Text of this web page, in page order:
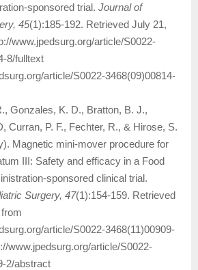
sponsored trial. Journal of
45(1):185-192. Retrieved July 21,
www.jpedsurg.org/article/S0022-
8/fulltext
article/S0022-3468(09)00814-
Gonzales, K. D., Bratton, B. J.,
Curran, P. F., Fechter, R., & Hirose, S.
Magnetic mini-mover procedure for
III: Safety and efficacy in a Food
sponsored clinical trial.
Surgery, 47(1):154-159. Retrieved
article/S0022-3468(11)00909-
www.jpedsurg.org/article/S0022-
2/abstract